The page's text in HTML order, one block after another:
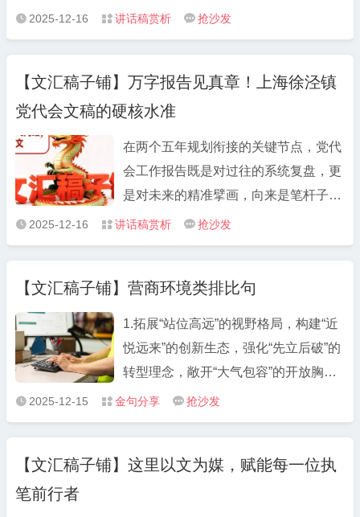
问题较为明显。政治站位与工作要求存
业务层面，未能从服务大局的高度统筹
注自身负责的环节成效，忽视了其对整
体工作布局的影响，反映出政治判断
力、领悟力、执行力在实践中转化不够
充分。进取意识有所弱化长期从事同类
工作后，逐渐产生“按部就班”的懈怠心
动力。面对新形势新挑战，满足于“完
成任务”，不愿主动突破舒适区，导致
格里的灯笼已悄然挂上枝头，我们即将
告别满载收获的2025年，满怀憧憬迎接
好时刻，我谨代表中共市委、市人大常
委会、市人民政府、市政协，向全市
兵和公安干警，向各民主党派、工商
联、人民团体和社会各界人士，向远离
家乡的乡贤和海外侨胞，向所有为发展
挥洒汗水的奋斗者们，致以最诚挚的问
这是在高质量发展征程上砥砺前行的一
的一年。我们始终锚定“产业强市、生
态兴市、民生安市”战略，在风浪中勇
毅前行，在攻坚中书写答卷，让每一份
努力都有回响，每一点进步都见初心。
这一年，我们以“闯”的魄力激活发展动
稳增长政治责任，全年新增规上工业企
 2025-12-16  讲话稿赏析  抢沙发
【文汇稿子铺】万字报告见真章！上海徐泾镇
党代会文稿的硬核水准
在两个五年规划衔接的关键节点，党代
会工作报告既是对过往的系统复盘，更
是对未来的精准擘画，向来是笔杆子们
钻研学习的重点。近期细读上海市徐泾
镇党委书记朱磊明在镇党委第十五届第
的篇幅里满是干货，不愧是发达地区的
精品文稿，值得细细品味。 这篇报告最
鲜明的特点，是结构清晰、逻辑严密，
既见高度又接地气。全文核心分为两大
定向领航，层层递进、纲举目张。 回顾
2024年部分，“五个坚持”的结构堪称典
 2025-12-16  讲话稿赏析  抢沙发
【文汇稿子铺】营商环境类排比句
1.拓展“站位高远”的视野格局，构建“近
悦远来”的创新生态，强化“先立后破”的
转型理念，敞开“大气包容”的开放胸
怀，涵养“价值认同”的城市文化，拿出
“专业务实”的争先劲头。 2.以高度政治
推动环境再优化，以务实担当作为推动
 2025-12-15  金句分享  抢沙发
【文汇稿子铺】这里以文为媒，赋能每一位执
笔前行者